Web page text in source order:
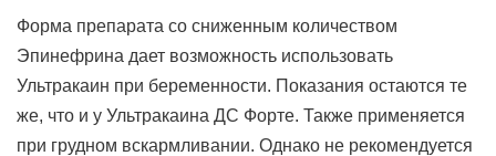
Форма препарата со сниженным количеством
Эпинефрина дает возможность использовать
Ультракаин при беременности. Показания остаются те
же, что и у Ультракаина ДС Форте. Также применяется
при грудном вскармливании. Однако не рекомендуется